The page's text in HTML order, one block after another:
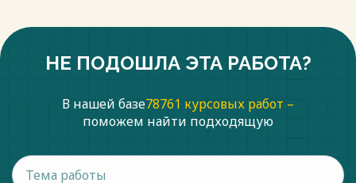
НЕ ПОДОШЛА ЭТА РАБОТА?
В нашей базе78761 курсовых работ –
поможем найти подходящую